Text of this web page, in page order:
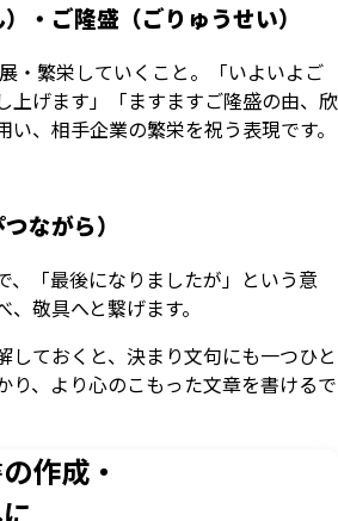
・ご隆盛（ごりゅうせい）
・繁栄していくこと。「いよいよご
上げます」「ますますご隆盛の由、欣
、相手企業の繁栄を祝う表現です。
ながら）
、「最後になりましたが」という意
敬具へと繋げます。
しておくと、決まり文句にも一つひと
り、より心のこもった文章を書けるで
作成・